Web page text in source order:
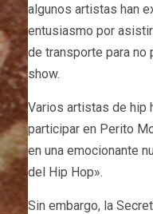
algunos artistas han
entusiasmo por
de transporte para
show.
Varios artistas de hip
participar en Perito
en una emocionante
del Hip Hop».
Sin embargo, la